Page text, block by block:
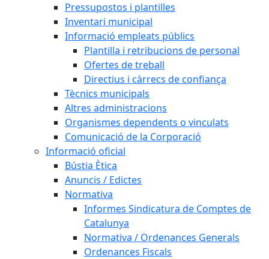
Pressupostos i plantilles
Inventari municipal
Informació empleats públics
Plantilla i retribucions de personal
Ofertes de treball
Directius i càrrecs de confiança
Tècnics municipals
Altres administracions
Organismes dependents o vinculats
Comunicació de la Corporació
Informació oficial
Bústia Ètica
Anuncis / Edictes
Normativa
Informes Sindicatura de Comptes de
Catalunya
Normativa / Ordenances Generals
Ordenances Fiscals